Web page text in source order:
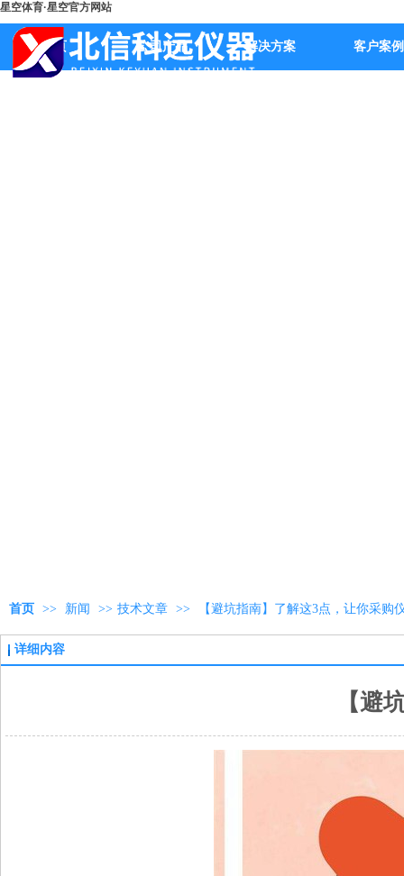
星空体育·星空官方网站
首页 公司产品 解决方案 客户案例
首页 >> 新闻 >> 技术文章 >> 【避坑指南】了解这3点，让你采购
详细内容
【避